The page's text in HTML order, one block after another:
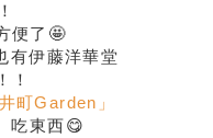
便了🤩
有伊藤洋華堂
！
町Garden」
吃東西😋